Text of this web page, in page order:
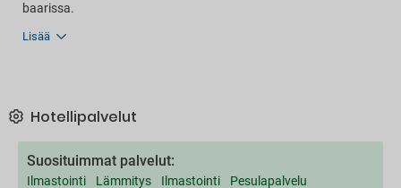
baarissa.
Lisää
Hotellipalvelut
Suosituimmat palvelut:
Ilmastointi Lämmitys Ilmastointi Pesulapalvelu